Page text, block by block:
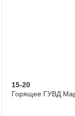
15-20
Горящее ГУВД